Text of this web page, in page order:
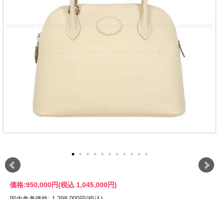
価格:950,000円(税込 1,045,000円)